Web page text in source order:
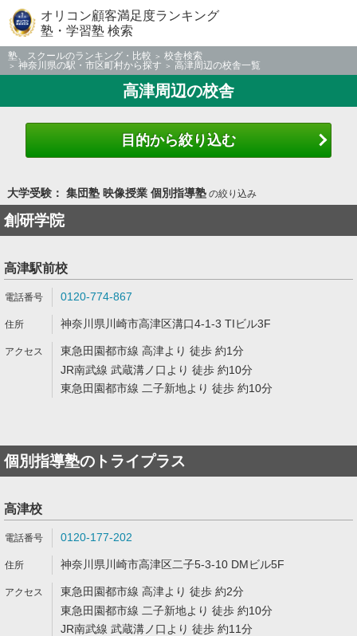
オリコン顧客満足度ランキング
塾・学習塾 検索
塾、スクールのランキング・比較
校舎検索
神奈川県の駅・市区町村から探す
高津周辺の校舎一覧
高津周辺の校舎
目的から絞り込む
大学受験： 集団塾 映像授業 個別指導塾の絞り込み
創研学院
高津駅前校
0120-774-867
神奈川県川崎市高津区溝口4-1-3 TIビル3F
東急田園都市線 高津より 徒歩 約1分
JR南武線 武蔵溝ノ口より 徒歩 約10分
東急田園都市線 二子新地より 徒歩 約10分
個別指導塾のトライプラス
高津校
0120-177-202
神奈川県川崎市高津区二子5-3-10 DMビル5F
東急田園都市線 高津より 徒歩 約2分
東急田園都市線 二子新地より 徒歩 約10分
JR南武線 武蔵溝ノ口より 徒歩 約11分